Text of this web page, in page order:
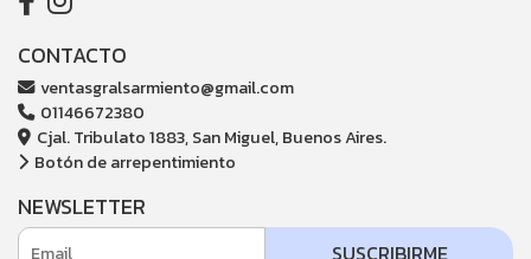
CONTACTO
ventasgralsarmiento@gmail.com
01146672380
Cjal. Tribulato 1883, San Miguel, Buenos Aires.
Botón de arrepentimiento
NEWSLETTER
SUSCRIBIRME